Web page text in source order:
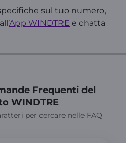
sul tuo numero,
App WINDTRE e chatta
Frequenti del
WINDTRE
per cercare nelle FAQ